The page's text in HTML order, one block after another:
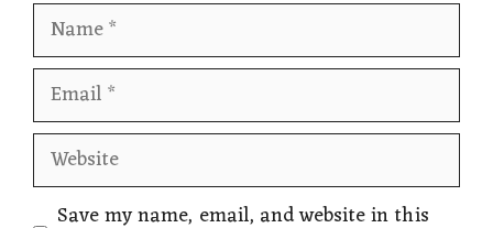
Name
Email
Website
Save my name, email, and website in this